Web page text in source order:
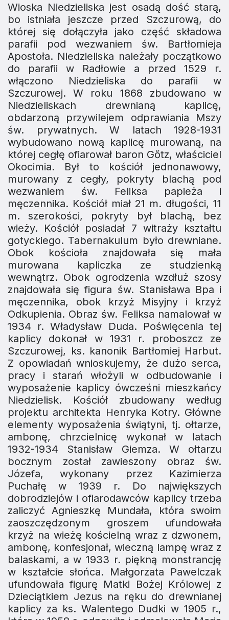
Wioska Niedzieliska jest osadą dość starą,
bo istniała jeszcze przed Szczurową, do
której się dołączyła jako część składowa
parafii pod wezwaniem św. Bartłomieja
Apostoła. Niedzieliska należały początkowo
do parafii w Radłowie a przed 1529 r.
włączono Niedzieliska do parafii w
Szczurowej. W roku 1868 zbudowano w
Niedzieliskach drewnianą kaplicę,
obdarzoną przy­wilejem odprawiania Mszy
św. prywatnych. W latach 1928-1931
wybudowano nową kaplicę murowaną, na
której cegłę ofiaro­wał baron Gőtz, właściciel
Okocimia. Był to kościół jednonawowy,
murowany z cegły, pokryty blachą pod
wezwaniem św. Feliksa papieża i
męczennika. Kościół miał 21 m. długości, 11
m. szerokości, pokryty był blachą, bez
wieży. Kościół posiadał 7 witraży kształtu
gotyckiego. Tabernakulum było drewniane.
Obok kościoła znajdowała się mała
murowana kapliczka ze studzienką
wewnątrz. Obok ogrodzenia wzdłuż szosy
znajdowała się figura św. Stanisława Bpa i
męczennika, obok krzyż Misyjny i krzyż
Odkupienia. Obraz św. Feliksa namalował w
1934 r. Władysław Duda. Poświęcenia tej
kaplicy dokonał w 1931 r. proboszcz ze
Szczurowej, ks. kanonik Bartłomiej Harbut.
Z opowiadań wnioskujemy, że dużo serca,
pracy i starań włożyli w odbudowanie i
wyposaże­nie kaplicy ówcześni mieszkańcy
Niedzielisk. Kościół zbudowany według
projektu architekta Henryka Kotry. Główne
elementy wyposażenia świątyni, tj. ołtarze,
ambonę, chrzcielnicę wykonał w latach
1932-1934 Stanisław Giemza. W ołtarzu
bocznym został zawieszony obraz św.
Józefa, wykonany przez Kazimierza
Puchałę w 1939 r. Do największych
dobrodziejów i ofiarodawców kaplicy trzeba
zaliczyć Agnieszkę Mundała, która swoim
zaoszczędzonym groszem ufundowała
krzyż na wieżę kościelną wraz z dzwonem,
ambonę, konfesjonał, wieczną lampę wraz z
balaskami, a w 1933 r. piękną monstrancję
w kształcie słońca. Małgorzata Pawelczak
ufundowała figurę Matki Bożej Królowej z
Dzieciątkiem Jezus na ręku do drewnianej
kaplicy za ks. Walentego Dudki w 1905 r.,